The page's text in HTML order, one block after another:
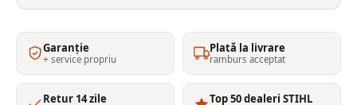
mm,
1200
Garanție
+ service propriu
Plată la livrare
ramburs acceptat
Retur 14 zile Top 50 dealeri STIHL